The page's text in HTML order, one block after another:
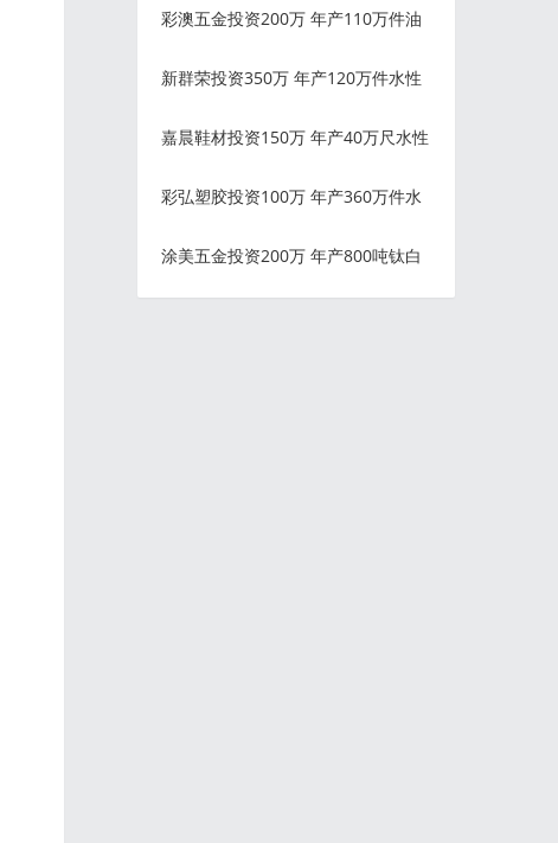
彩澳五金投资200万 年产110万件油
新群荣投资350万 年产120万件水性
嘉晨鞋材投资150万 年产40万尺水性
彩弘塑胶投资100万 年产360万件水
涂美五金投资200万 年产800吨钛白